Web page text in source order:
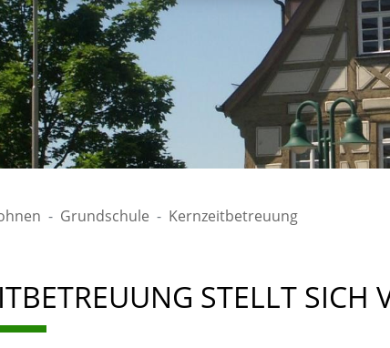
Grundschule Kernzeitbetreuung
STELLT SICH